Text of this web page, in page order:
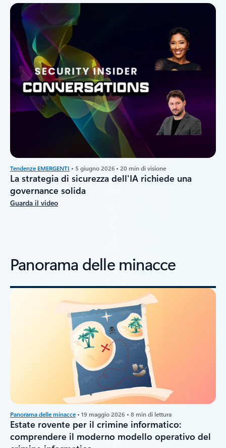
Tendenze EMERGENTI • 5 giugno 2026 • 20 min di visione
La strategia di sicurezza dell'IA richiede una
governance solida
Guarda il video
Panorama delle minacce
Panorama delle minacce • 19 maggio 2026 • 8 min di lettura
Estate rovente per il crimine informatico:
comprendere il moderno modello operativo del